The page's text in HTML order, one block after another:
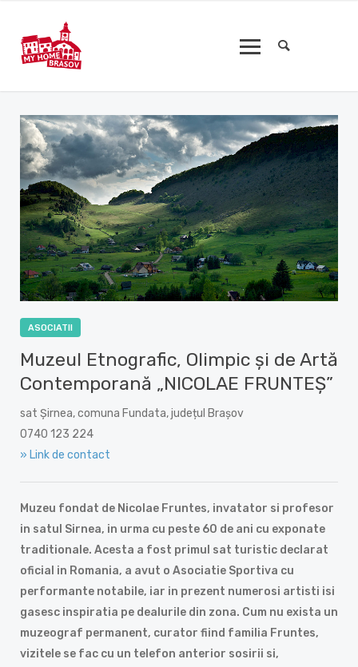
ASOCIATII
Muzeul Etnografic, Olimpic și de Artă
Contemporană „NICOLAE FRUNTEȘ”
sat Șirnea, comuna Fundata, județul Brașov
0740 123 224
» Link de contact
Muzeu fondat de Nicolae Fruntes, invatator si profesor
in satul Sirnea, in urma cu peste 60 de ani cu exponate
traditionale. Acesta a fost primul sat turistic declarat
oficial in Romania, a avut o Asociatie Sportiva cu
performante notabile, iar in prezent numerosi artisti isi
gasesc inspiratia pe dealurile din zona. Cum nu exista un
muzeograf permanent, curator fiind familia Fruntes,
vizitele se fac cu un telefon anterior sosirii si,